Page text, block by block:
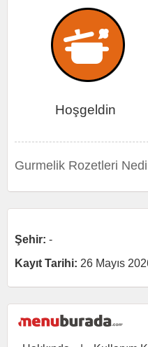
Hoşgeldin
Gurmelik Rozetleri
Şehir: -
Kayıt Tarihi: 26 Mayıs